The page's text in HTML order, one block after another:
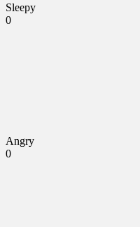
Sleepy
0
Angry
0